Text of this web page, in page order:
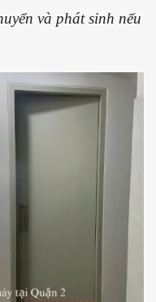
và phát sinh nếu